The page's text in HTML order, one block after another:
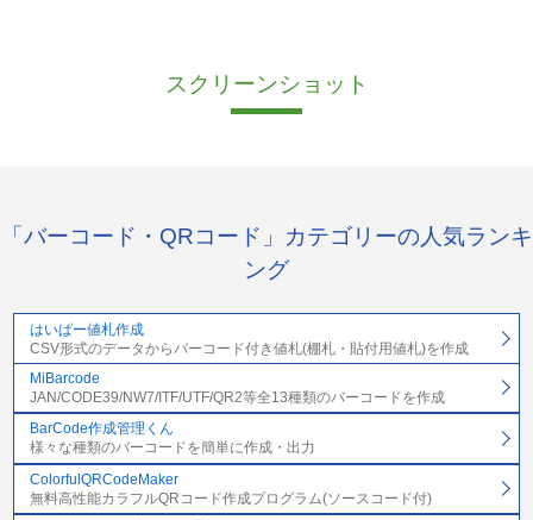
スクリーンショット
「バーコード・QRコード」カテゴリーの人気ランキ
ング
はいぱー値札作成
CSV形式のデータからバーコード付き値札(棚札・貼付用値札)を作成
MiBarcode
JAN/CODE39/NW7/ITF/UTF/QR2等全13種類のバーコードを作成
BarCode作成管理くん
様々な種類のバーコードを簡単に作成・出力
ColorfulQRCodeMaker
無料高性能カラフルQRコード作成プログラム(ソースコード付)